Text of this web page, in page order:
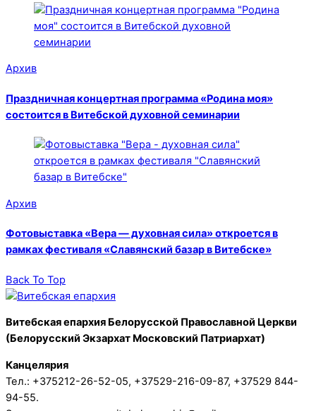
Архив
Праздничная концертная программа «Родина моя»
состоится в Витебской духовной семинарии
Архив
Фотовыставка «Вера — духовная сила» откроется в
рамках фестиваля «Славянский базар в Витебске»
Back To Top
Витебская епархия Белорусской Православной Церкви
(Белорусский Экзархат Московский Патриархат)
Канцелярия
Тел.: +375212-26-52-05, +37529-216-09-87, +37529 844-
94-55.